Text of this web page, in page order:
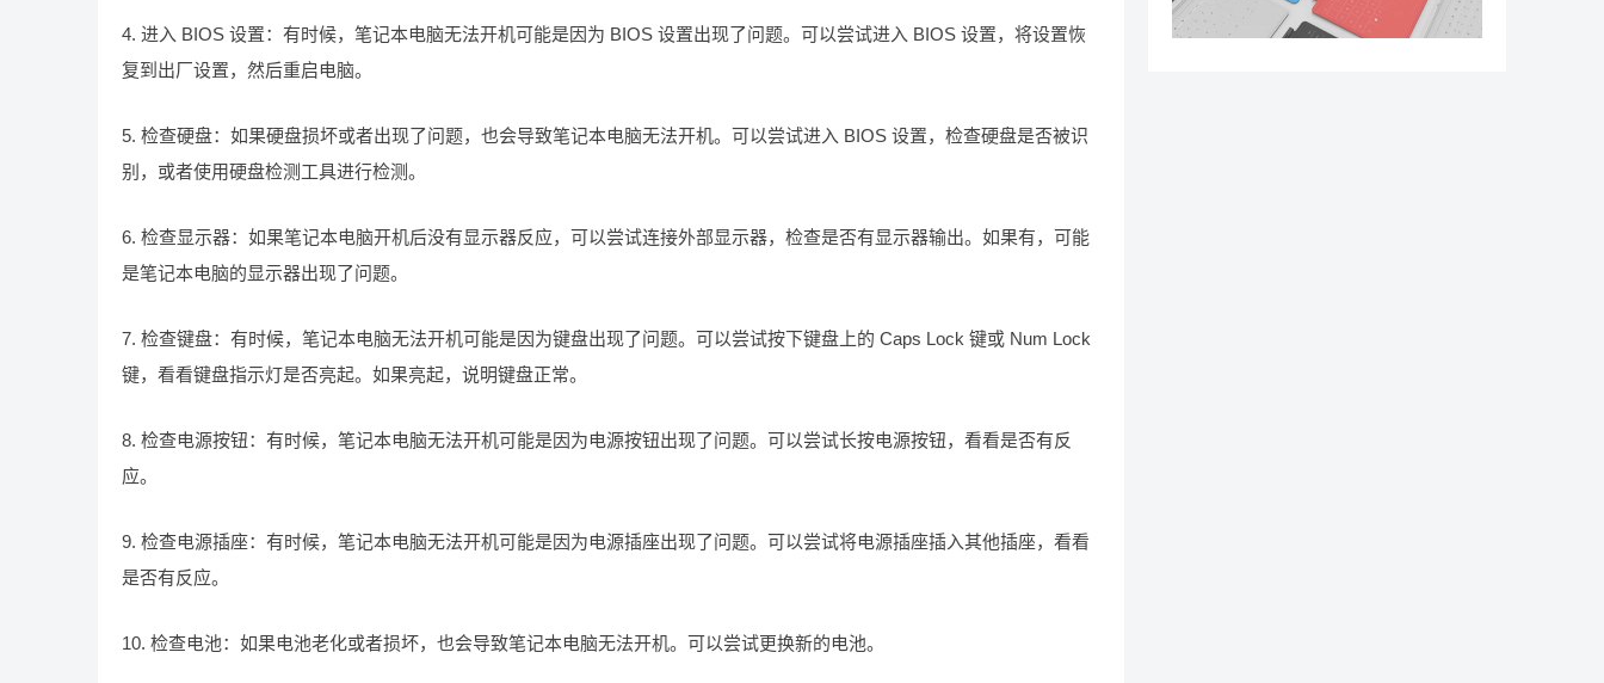
4. 进入 BIOS 设置：有时候，笔记本电脑无法开机可能是因为 BIOS 设置出现了问题。可以尝试进入 BIOS 设置，将设置恢
复到出厂设置，然后重启电脑。
5. 检查硬盘：如果硬盘损坏或者出现了问题，也会导致笔记本电脑无法开机。可以尝试进入 BIOS 设置，检查硬盘是否被识
别，或者使用硬盘检测工具进行检测。
6. 检查显示器：如果笔记本电脑开机后没有显示器反应，可以尝试连接外部显示器，检查是否有显示器输出。如果有，可能
是笔记本电脑的显示器出现了问题。
7. 检查键盘：有时候，笔记本电脑无法开机可能是因为键盘出现了问题。可以尝试按下键盘上的 Caps Lock 键或 Num Lock
键，看看键盘指示灯是否亮起。如果亮起，说明键盘正常。
8. 检查电源按钮：有时候，笔记本电脑无法开机可能是因为电源按钮出现了问题。可以尝试长按电源按钮，看看是否有反
应。
9. 检查电源插座：有时候，笔记本电脑无法开机可能是因为电源插座出现了问题。可以尝试将电源插座插入其他插座，看看
是否有反应。
10. 检查电池：如果电池老化或者损坏，也会导致笔记本电脑无法开机。可以尝试更换新的电池。